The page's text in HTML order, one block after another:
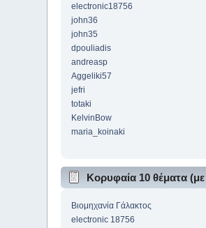
electronic18756
john36
john35
dpouliadis
andreasp
Aggeliki57
jefri
totaki
KelvinBow
maria_koinaki
Κορυφαία 10 θέματα
Βιομηχανία Γάλακτος
electronic 18756